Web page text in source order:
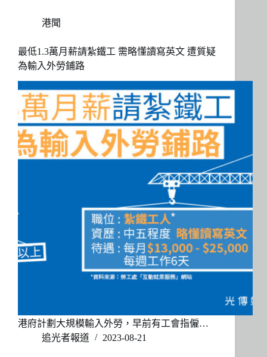
港聞
最低1.3萬月薪請紮鐵工 需略懂讀寫英文 遭質疑
為輸入外勞鋪路
港府計劃大規模輸入外勞，早前有工會指僱…
追光者報道
2023-08-21